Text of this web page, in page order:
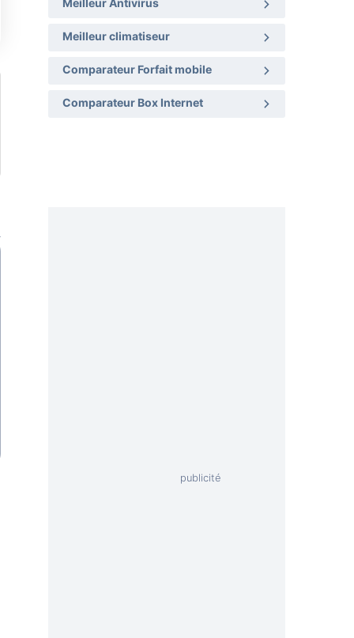
Meilleur Antivirus
Meilleur climatiseur
Comparateur Forfait mobile
Comparateur Box Internet